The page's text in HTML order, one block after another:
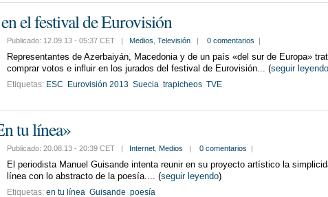
el festival de Eurovisión
Publicado: 12.09.13 - 05:37 CET | Medios Televisión | 0 comentarios |
Representantes de Azerbaiyán, Macedonia y de un país «del sur de Europa»
comprar votos e influir en los jurados del festival de Eurovisión... (seguir leyendo
Etiquetas: ESC Eurovisión 2013 Suecia trapicheos TVE
tu línea»
Publicado: 20.08.13 - 20:39 CET | Internet Medios | 0 comentarios |
El periodista Manuel Guisande intenta reunir en su proyecto artístico la
línea con lo abstracto de la poesía.... (seguir leyendo)
Etiquetas: en tu línea Guisande poesía